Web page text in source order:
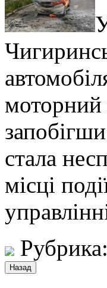
моторний
стала
місці
Рубрика: